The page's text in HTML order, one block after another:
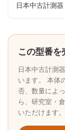
日本中古計測器
この型番
日本中古計測器
います。 本体
否、数量によ
ら、研究室・
いただけます。